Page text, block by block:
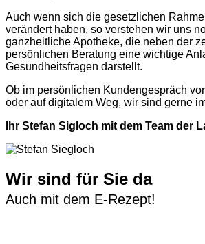
Auch wenn sich die gesetzlichen
verändert haben, so verstehen wir uns
ganzheitliche Apotheke, die neben der
persönlichen Beratung eine wichtige
Gesundheitsfragen darstellt.
Ob im persönlichen Kundengespräch
oder auf digitalem Weg, wir sind gerne
Ihr Stefan Sigloch mit dem Team der
Wir sind für Sie da
Auch mit dem E-Rezept!